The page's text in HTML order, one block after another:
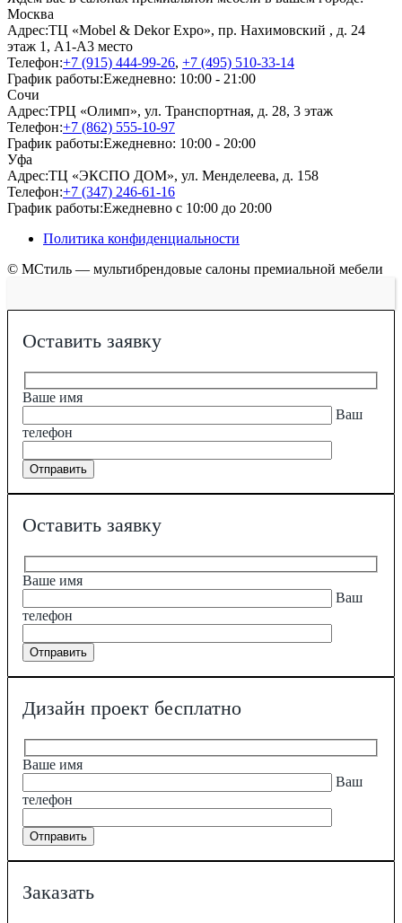
Москва
Адрес:ТЦ «Mobel & Dekor Expo», пр. Нахимовский , д. 24
этаж 1, А1-А3 место
Телефон:+7 (915) 444-99-26, +7 (495) 510-33-14
График работы:Ежедневно: 10:00 - 21:00
Сочи
Адрес:ТРЦ «Олимп», ул. Транспортная, д. 28, 3 этаж
Телефон:+7 (862) 555-10-97
График работы:Ежедневно: 10:00 - 20:00
Уфа
Адрес:ТЦ «ЭКСПО ДОМ», ул. Менделеева, д. 158
Телефон:+7 (347) 246-61-16
График работы:Ежедневно с 10:00 до 20:00
Политика конфиденциальности
© МСтиль — мультибрендовые салоны премиальной мебели
Оставить заявку
Ваше имя
Ваш
телефон
Оставить заявку
Ваше имя
Ваш
телефон
Дизайн проект бесплатно
Ваше имя
Ваш
телефон
Заказать